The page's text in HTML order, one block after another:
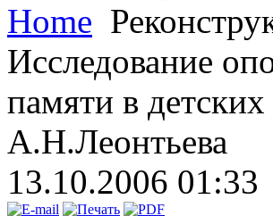
Home
Исследование
памяти в
А.Н.Леонтьева
13.10.2006 01:33